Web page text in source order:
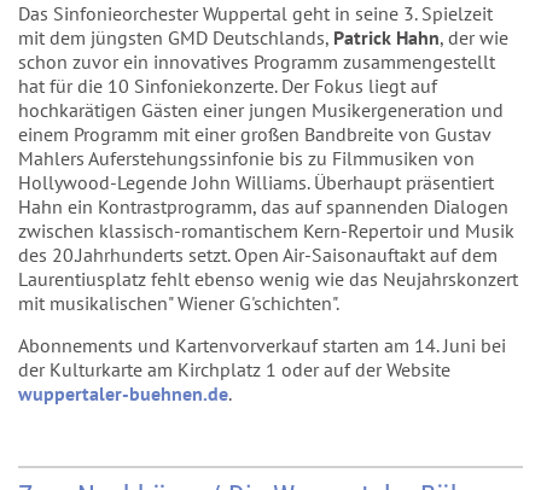
Das Sinfonieorchester Wuppertal geht in seine 3. Spielzeit
mit dem jüngsten GMD Deutschlands, Patrick Hahn, der wie
schon zuvor ein innovatives Programm zusammengestellt
hat für die 10 Sinfoniekonzerte. Der Fokus liegt auf
hochkarätigen Gästen einer jungen Musikergeneration und
einem Programm mit einer großen Bandbreite von Gustav
Mahlers Auferstehungssinfonie bis zu Filmmusiken von
Hollywood-Legende John Williams. Überhaupt präsentiert
Hahn ein Kontrastprogramm, das auf spannenden Dialogen
zwischen klassisch-romantischem Kern-Repertoir und Musik
des 20.Jahrhunderts setzt. Open Air-Saisonauftakt auf dem
Laurentiusplatz fehlt ebenso wenig wie das Neujahrskonzert
mit musikalischen" Wiener G'schichten".
Abonnements und Kartenvorverkauf starten am 14. Juni bei
der Kulturkarte am Kirchplatz 1 oder auf der Website
wuppertaler-buehnen.de.